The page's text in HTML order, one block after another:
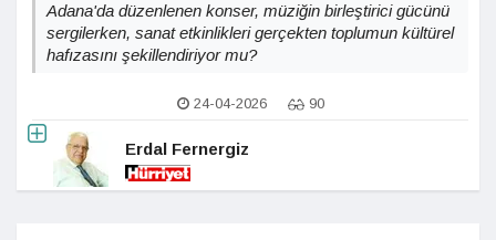
Adana'da düzenlenen konser, müziğin birleştirici gücünü
sergilerken, sanat etkinlikleri gerçekten toplumun kültürel
hafızasını şekillendiriyor mu?
24-04-2026 90
Erdal Fernergiz